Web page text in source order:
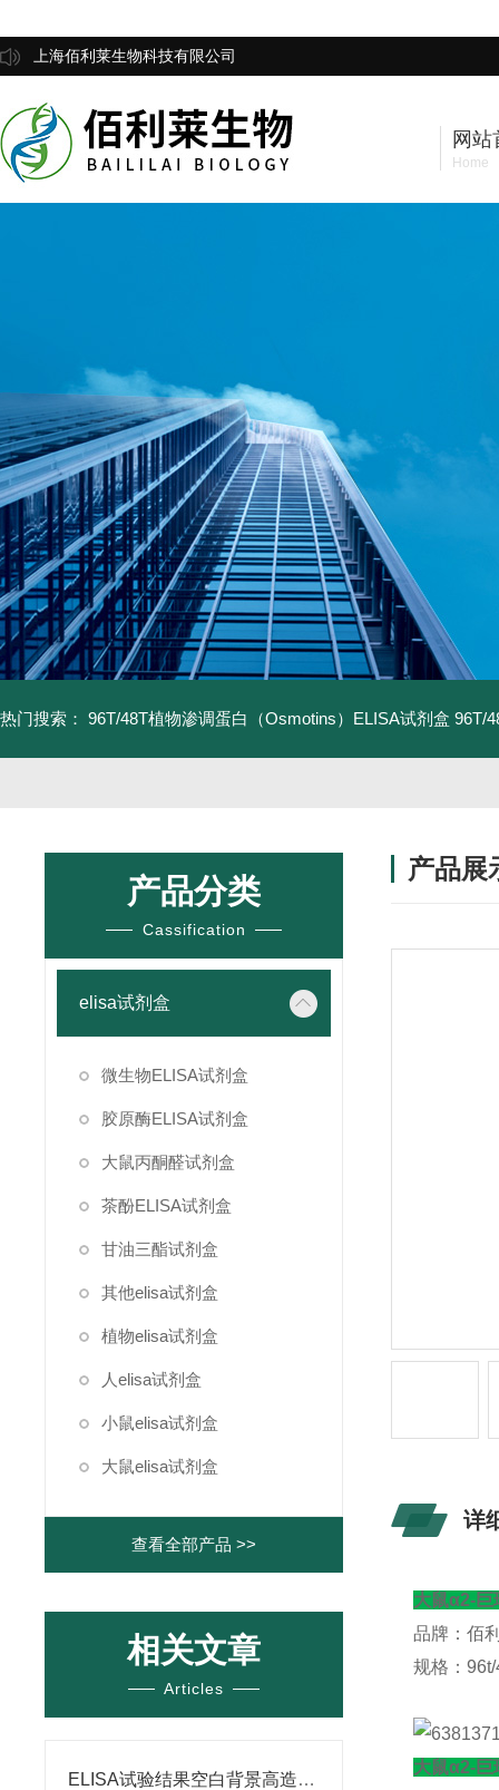
上海佰利莱生物科技有限公司
网站
Home
热门搜索： 96T/48T植物渗调蛋白（Osmotins）ELISA试剂盒 96T/
产品分类
Cassification
elisa试剂盒
微生物ELISA试剂盒
胶原酶ELISA试剂盒
大鼠丙酮醛试剂盒
茶酚ELISA试剂盒
甘油三酯试剂盒
其他elisa试剂盒
植物elisa试剂盒
人elisa试剂盒
小鼠elisa试剂盒
大鼠elisa试剂盒
查看全部产品 >>
相关文章
Articles
ELISA试验结果空白背景高造成原因
产品展
详
大鼠α2-
品牌：佰
规格：
大鼠α2-